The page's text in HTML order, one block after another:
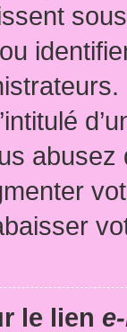
le lien